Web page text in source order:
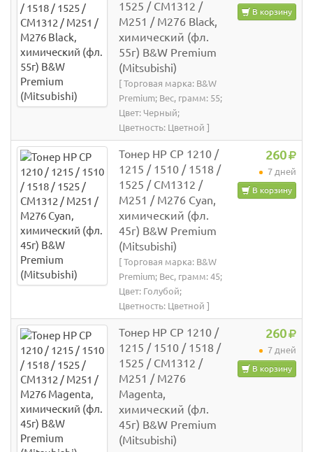
1525 / CM1312 /
M251 / M276 Black,
химический (фл.
55г) B&W Premium
(Mitsubishi)
[ Торговая марка: B&W
Premium; Вес, грамм: 55;
Цвет: Черный;
Цветность: Цветной ]
В корзину
Тонер HP CP 1210 /
1215 / 1510 / 1518 /
1525 / CM1312 /
M251 / M276 Cyan,
химический (фл.
45г) B&W Premium
(Mitsubishi)
[ Торговая марка: B&W
Premium; Вес, грамм: 45;
Цвет: Голубой;
Цветность: Цветной ]
260
7 дней
В корзину
Тонер HP CP 1210 /
1215 / 1510 / 1518 /
1525 / CM1312 /
M251 / M276
Magenta,
химический (фл.
45г) B&W Premium
(Mitsubishi)
260
7 дней
В корзину